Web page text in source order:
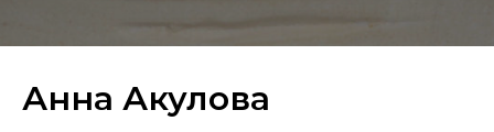
Анна Акулова